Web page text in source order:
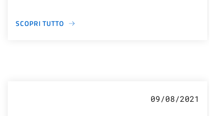
SCOPRI TUTTO
09/08/2021